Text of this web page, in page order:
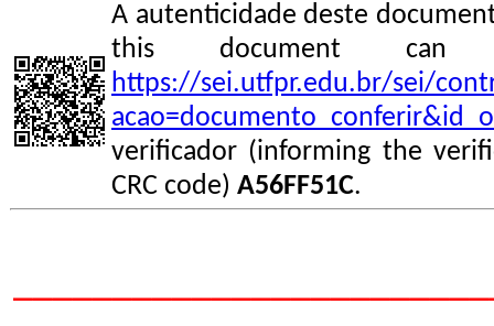
A autenticidade deste
this document
https://sei.utfpr.edu.br/sei/
verificador (informing the
CRC code) A56FF51C.